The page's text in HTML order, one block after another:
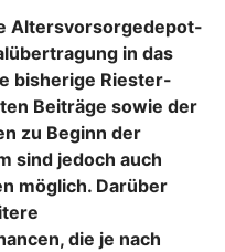
Altersvorsorgedepot-
in das
bisherige Riester-
Beiträge sowie der
zu Beginn der
sind jedoch auch
möglich. Darüber
die je nach